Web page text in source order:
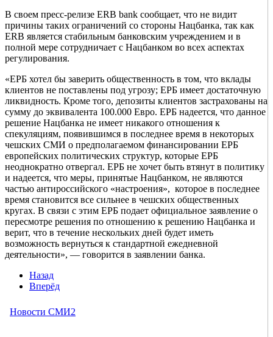
В своем пресс-релизе ERB bank сообщает, что не видит
причины таких ограничений со стороны Нацбанка, так как
ERB является стабильным банковским учреждением и в
полной мере сотрудничает с Нацбанком во всех аспектах
регулирования.
«ЕРБ хотел бы заверить общественность в том, что вклады
клиентов не поставлены под угрозу; ЕРБ имеет достаточную
ликвидность. Кроме того, депозиты клиентов застрахованы на
сумму до эквивалента 100.000 Евро. ЕРБ надеется, что данное
решение Нацбанка не имеет никакого отношения к
спекуляциям, появившимся в последнее время в некоторых
чешских СМИ о предполагаемом финансировании ЕРБ
европейских политических структур, которые ЕРБ
неоднократно отвергал. ЕРБ не хочет быть втянут в политику
и надеется, что меры, принятые Нацбанком, не являются
частью антироссийского «настроения», которое в последнее
время становится все сильнее в чешских общественных
кругах. В связи с этим ЕРБ подает официальное заявление о
пересмотре решения по отношению к решению Нацбанка и
верит, что в течение нескольких дней будет иметь
возможность вернуться к стандартной ежедневной
деятельности», — говорится в заявлении банка.
Назад
Вперёд